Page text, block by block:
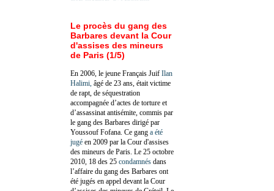
Le procès du gang des
Barbares devant la Cour
d'assises des mineurs
de Paris (1/5)
En 2006, le jeune Français Juif Ilan
Halimi, âgé de 23 ans, était victime
de rapt, de séquestration
accompagnée d’actes de torture et
d’assassinat antisémite, commis par
le gang des Barbares dirigé par
Youssouf Fofana. Ce gang a été
jugé en 2009 par la Cour d'assises
des mineurs de Paris. Le 25 octobre
2010, 18 des 25 condamnés dans
l’affaire du gang des Barbares ont
été jugés en appel devant la Cour